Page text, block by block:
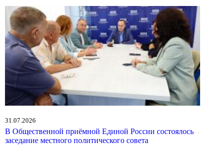
31.07.2026
В Общественной приёмной Единой России состоялось
заседание местного политического совета